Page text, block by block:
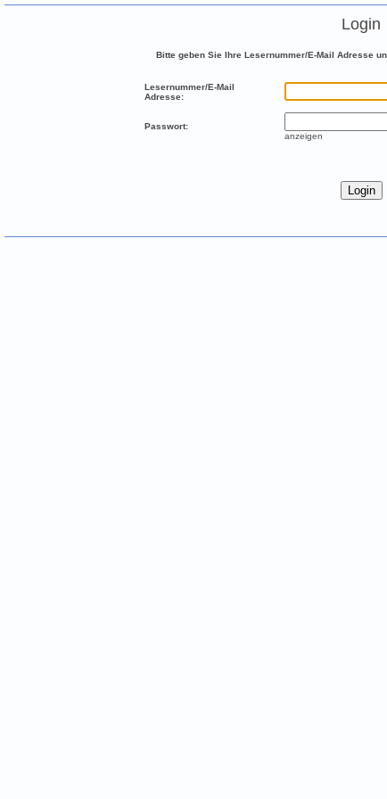
Login
Bitte geben Sie Ihre Lesernummer/E-Mail Adresse
Lesernummer/E-Mail
Adresse:
Passwort:
anzeigen